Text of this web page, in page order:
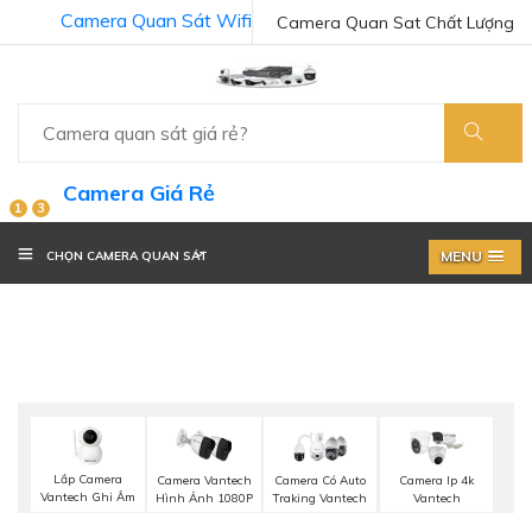
Camera Quan Sat Chất Lượng
Camera Quan Sát Wifi
1 3
Camera Giá Rẻ
CHỌN CAMERA QUAN SÁT MENU
Lắp Camera
Vantech Ghi Âm
Camera Vantech
Hình Ảnh 1080P
Camera Có Auto
Traking Vantech
Camera Ip 4k
Vantech